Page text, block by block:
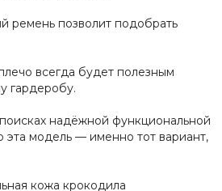
ремень позволит подобрать
всегда будет полезным
гардеробу.
надёжной функциональной
эта модель — именно тот вариант,
кожа крокодила